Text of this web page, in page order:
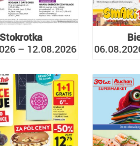
Stokrotka
– 12.08.2026